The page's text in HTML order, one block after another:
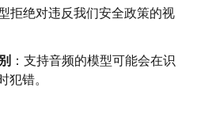
拒绝对违反我们安全政策的视
：支持音频的模型可能会在识
犯错。